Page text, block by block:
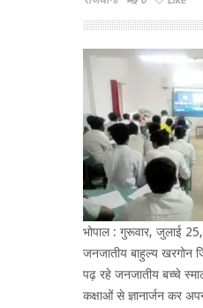
भोपाल : गुरूवार, जुलाई
जनजातीय बाहुल्य खरगोन
पढ़ रहे जनजातीय बच्चे
कक्षाओं से ज्ञानार्जन कर